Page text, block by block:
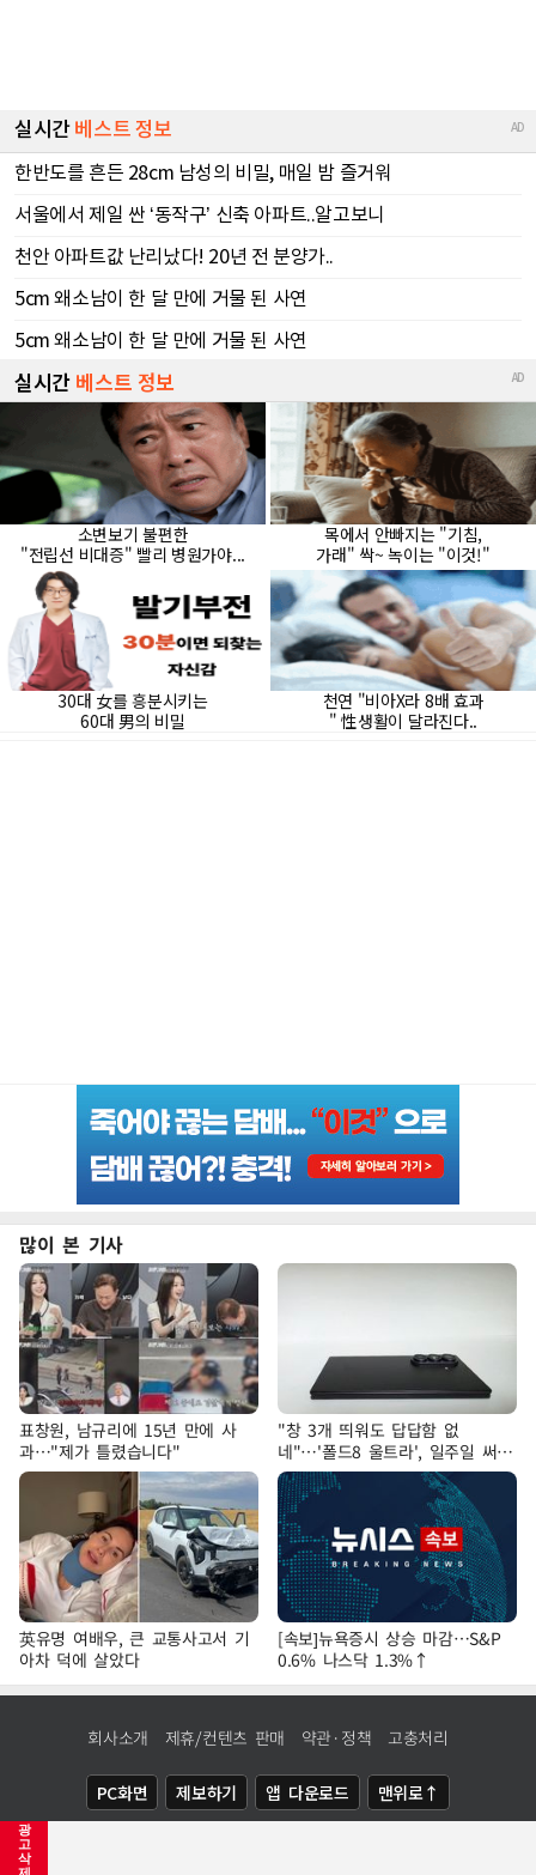
광
고
삭
많이 본 기사
표창원, 남규리에 15년 만에 사
과…"제가 틀렸습니다"
"창 3개 띄워도 답답함 없
네"…'폴드8 울트라', 일주일 써보
니
英유명 여배우, 큰 교통사고서 기
아차 덕에 살았다
[속보]뉴욕증시 상승 마감…S&P
0.6% 나스닥 1.3%↑
회사소개 제휴/컨텐츠 판매 약관·정책 고충처리
PC화면 제보하기 앱 다운로드 맨위로↑